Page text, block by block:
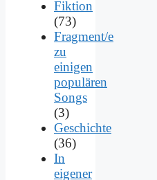
Fiktion
(73)
Fragment/e
zu
einigen
populären
Songs
(3)
Geschichte
(36)
In
eigener